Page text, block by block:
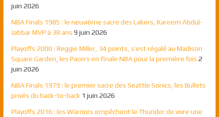
juin 2026
NBA Finals 1985 : le neuvième sacre des Lakers, Kareem Abdul-
Jabbar MVP à 38 ans 9 juin 2026
Playoffs 2000 : Reggie Miller, 34 points, s’est régalé au Madison
Square Garden, les Pacers en finale NBA pour la première fois 2
juin 2026
NBA Finals 1979 : le premier sacre des Seattle Sonics, les Bullets
privés du back-to-back 1 juin 2026
Playoffs 2016 : les Warriors empêchent le Thunder de vivre une